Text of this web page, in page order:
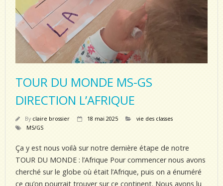
TOUR DU MONDE MS-GS
DIRECTION L’AFRIQUE
By claire brossier 18 mai 2025
vie des classes
MS/GS
Ça y est nous voilà sur notre dernière étape de notre
TOUR DU MONDE : l’Afrique Pour commencer nous avons
cherché sur le globe où était l’Afrique, puis on a énuméré
ce qu’on pourrait trouver sur ce continent. Nous avons lu